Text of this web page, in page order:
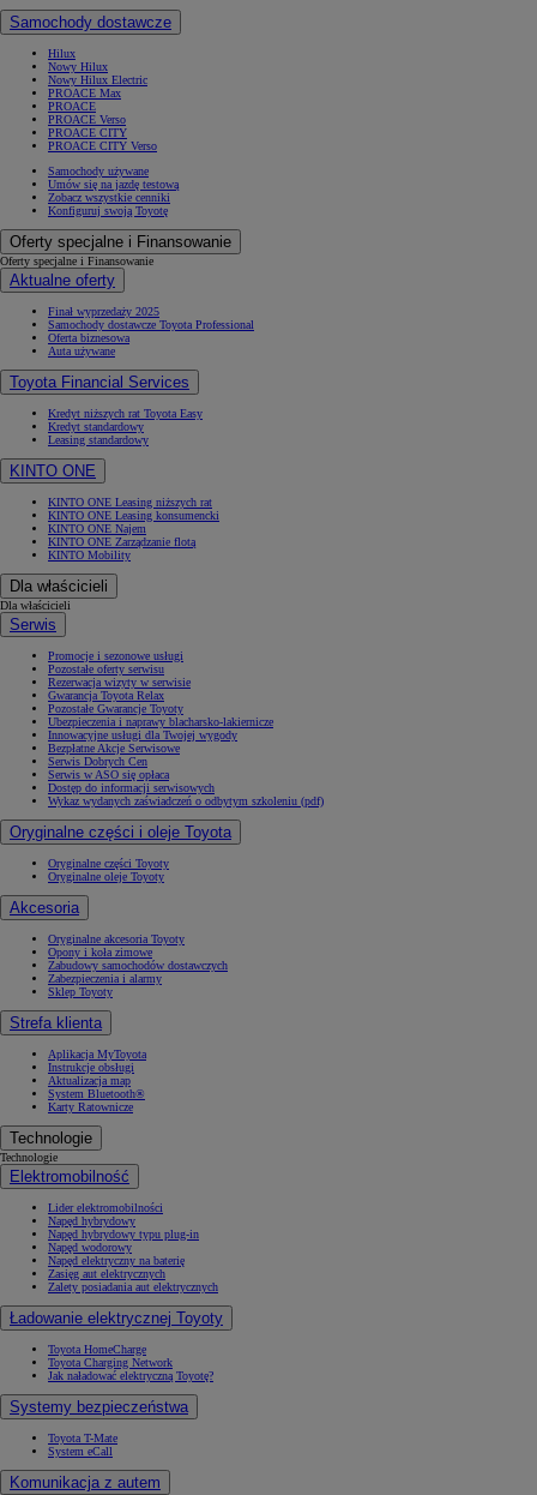
Samochody dostawcze
Hilux
Nowy Hilux
Nowy Hilux Electric
PROACE Max
PROACE
PROACE Verso
PROACE CITY
PROACE CITY Verso
Samochody używane
Umów się na jazdę testową
Zobacz wszystkie cenniki
Konfiguruj swoją Toyotę
Oferty specjalne i Finansowanie
Oferty specjalne i Finansowanie
Aktualne oferty
Finał wyprzedaży 2025
Samochody dostawcze Toyota Professional
Oferta biznesowa
Auta używane
Toyota Financial Services
Kredyt niższych rat Toyota Easy
Kredyt standardowy
Leasing standardowy
KINTO ONE
KINTO ONE Leasing niższych rat
KINTO ONE Leasing konsumencki
KINTO ONE Najem
KINTO ONE Zarządzanie flotą
KINTO Mobility
Dla właścicieli
Dla właścicieli
Serwis
Promocje i sezonowe usługi
Pozostałe oferty serwisu
Rezerwacja wizyty w serwisie
Gwarancja Toyota Relax
Pozostałe Gwarancje Toyoty
Ubezpieczenia i naprawy blacharsko-lakiernicze
Innowacyjne usługi dla Twojej wygody
Bezpłatne Akcje Serwisowe
Serwis Dobrych Cen
Serwis w ASO się opłaca
Dostęp do informacji serwisowych
Wykaz wydanych zaświadczeń o odbytym szkoleniu (pdf)
Oryginalne części i oleje Toyota
Oryginalne części Toyoty
Oryginalne oleje Toyoty
Akcesoria
Oryginalne akcesoria Toyoty
Opony i koła zimowe
Zabudowy samochodów dostawczych
Zabezpieczenia i alarmy
Sklep Toyoty
Strefa klienta
Aplikacja MyToyota
Instrukcje obsługi
Aktualizacja map
System Bluetooth®
Karty Ratownicze
Technologie
Technologie
Elektromobilność
Lider elektromobilności
Napęd hybrydowy
Napęd hybrydowy typu plug-in
Napęd wodorowy
Napęd elektryczny na baterię
Zasięg aut elektrycznych
Zalety posiadania aut elektrycznych
Ładowanie elektrycznej Toyoty
Toyota HomeCharge
Toyota Charging Network
Jak naładować elektryczną Toyotę?
Systemy bezpieczeństwa
Toyota T-Mate
System eCall
Komunikacja z autem